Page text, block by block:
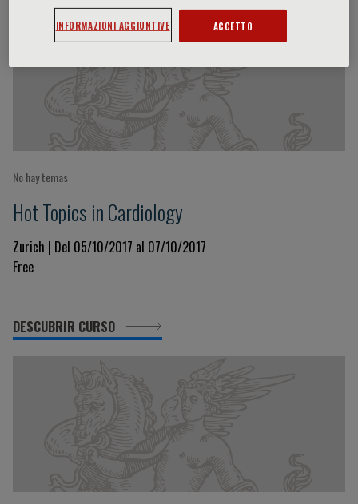
No hay temas
Hot Topics in Cardiology
Zurich | Del 05/10/2017 al 07/10/2017
Free
DESCUBRIR CURSO
INFORMAZIONI AGGIUNTIVE ACCETTO